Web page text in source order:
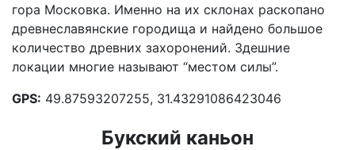
гора Московка. Именно на их склонах раскопано
древнеславянские городища и найдено большое
количество древних захоронений. Здешние
локации многие называют “местом силы”.
GPS: 49.87593207255, 31.43291086423046
Букский каньон